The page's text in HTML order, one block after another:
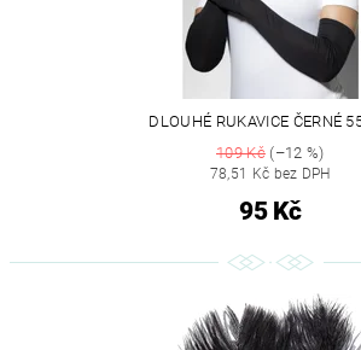
DLOUHÉ RUKAVICE ČERNÉ
109 Kč(–12 %)
78,51 Kč bez DPH
95 Kč